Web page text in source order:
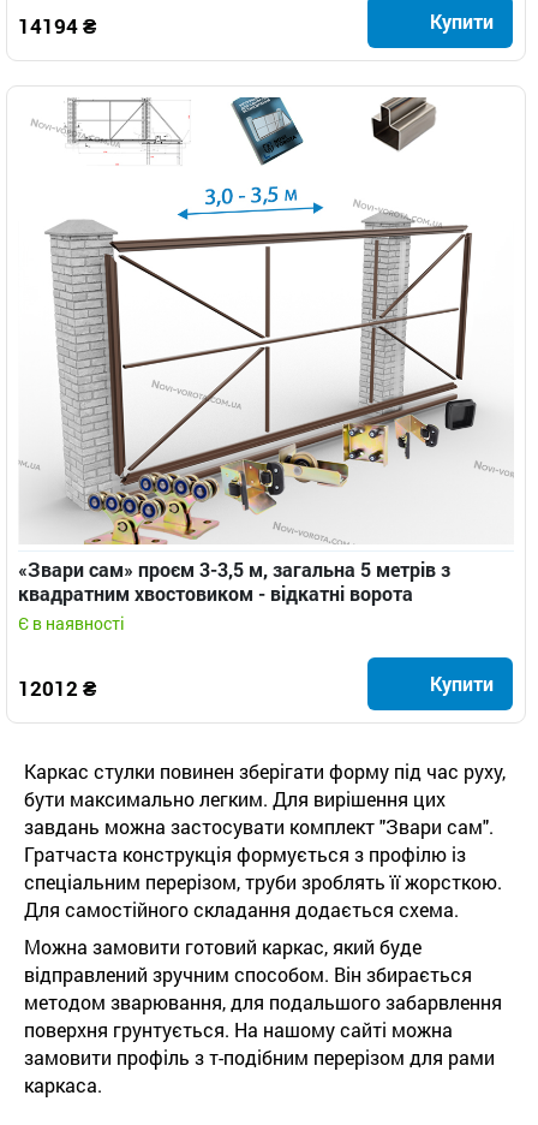
14194 ₴ Купити
«Звари сам» проєм 3-3,5 м, загальна 5 метрів з
квадратним хвостовиком - відкатні ворота
Є в наявності
12012 ₴ Купити
Каркас стулки повинен зберігати форму під час руху,
бути максимально легким. Для вирішення цих
завдань можна застосувати комплект "Звари сам".
Гратчаста конструкція формується з профілю із
спеціальним перерізом, труби зроблять її жорсткою.
Для самостійного складання додається схема.
Можна замовити готовий каркас, який буде
відправлений зручним способом. Він збирається
методом зварювання, для подальшого забарвлення
поверхня грунтується. На нашому сайті можна
замовити профіль з т-подібним перерізом для рами
каркаса.